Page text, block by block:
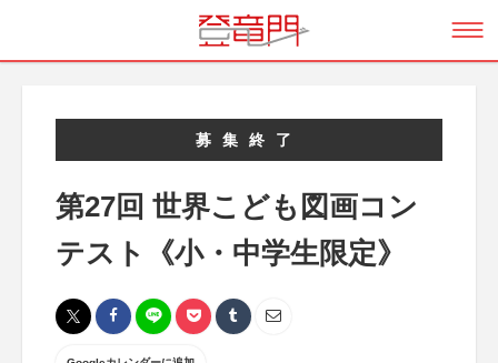
募集終了
第27回 世界こども図画コン
テスト《小・中学生限定》